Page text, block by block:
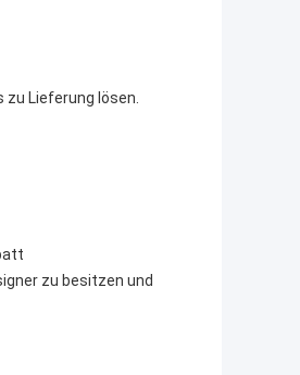
Lieferung lösen.
zu besitzen und